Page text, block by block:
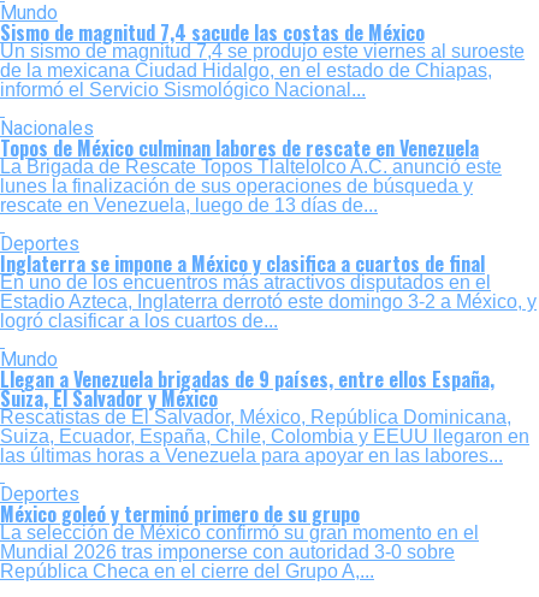
Mundo
Sismo de magnitud 7,4 sacude las costas de México
Un sismo de magnitud 7,4 se produjo este viernes al suroeste
de la mexicana Ciudad Hidalgo, en el estado de Chiapas,
informó el Servicio Sismológico Nacional...
Nacionales
Topos de México culminan labores de rescate en Venezuela
La Brigada de Rescate Topos Tlaltelolco A.C. anunció este
lunes la finalización de sus operaciones de búsqueda y
rescate en Venezuela, luego de 13 días de...
Deportes
Inglaterra se impone a México y clasifica a cuartos de final
En uno de los encuentros más atractivos disputados en el
Estadio Azteca, Inglaterra derrotó este domingo 3-2 a México, y
logró clasificar a los cuartos de...
Mundo
Llegan a Venezuela brigadas de 9 países, entre ellos España,
Suiza, El Salvador y México
Rescatistas de El Salvador, México, República Dominicana,
Suiza, Ecuador, España, Chile, Colombia y EEUU llegaron en
las últimas horas a Venezuela para apoyar en las labores...
Deportes
México goleó y terminó primero de su grupo
La selección de México confirmó su gran momento en el
Mundial 2026 tras imponerse con autoridad 3-0 sobre
República Checa en el cierre del Grupo A,...